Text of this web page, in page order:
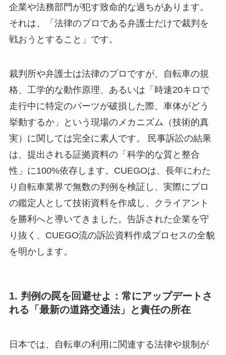
企業や法務部門が犯す致命的な過ちがあります。
それは、「法律のプロである弁護士だけで裁判を
戦おうとすること」です。
裁判所や弁護士は法律のプロですが、自転車の規
格、工学的な動作原理、あるいは「時速20キロで
走行中に特定のパーツが破損した際、車体がどう
挙動するか」という現場のメカニズム（技術的真
実）に関しては完全に素人です。 民事訴訟の結果
は、提出される証拠資料の「科学的な質と整合
性」に100%依存します。CUEGOは、長年にわた
り自転車業界で無数の判例を検証し、実際にプロ
の鑑定人として技術資料を作成し、クライアント
を勝利へと導いてきました。告訴された企業を守
り抜く、CUEGO流の訴訟資料作成プロセスの全貌
を明かします。
1. 判例の罠を回避せよ：常にアップデートさ
れる「最新の道路交通法」と責任の所在
日本では、自転車の利用に関連する法律や規制が